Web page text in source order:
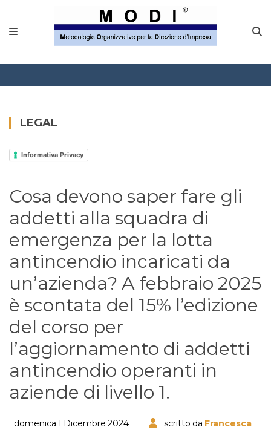
Questionario
Blog e info
FAQ
Cosa devono saper fare gli
addetti alla squadra di
emergenza per la lotta
antincendio incaricati da
un’azienda? A febbraio 2025
è scontata del 15% l’edizione
del corso per
l’aggiornamento di addetti
antincendio operanti in
aziende di livello 1.
domenica 1 Dicembre 2024 scritto da Francesca
LEGAL
Informativa Privacy